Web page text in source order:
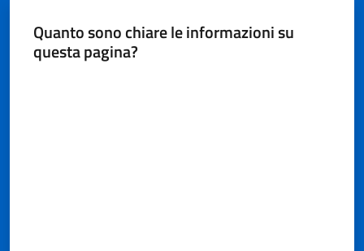
Quanto sono chiare le informazioni su
questa pagina?